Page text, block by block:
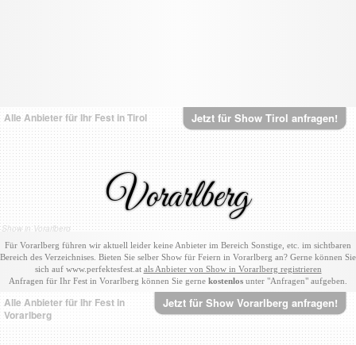
Jetzt für Show Tirol anfragen!
Alle Anbieter für Ihr Fest in Tirol
Vorarlberg
Show in Vorarlberg
Für Vorarlberg führen wir aktuell leider keine Anbieter im Bereich Sonstige, etc. im sichtbaren
Bereich des Verzeichnises. Bieten Sie selber Show für Feiern in Vorarlberg an? Gerne können Sie
sich auf www.perfektesfest.at als Anbieter von Show in Vorarlberg registrieren
Anfragen für Ihr Fest in Vorarlberg können Sie gerne kostenlos unter "Anfragen" aufgeben.
Jetzt für Show Vorarlberg anfragen!
Alle Anbieter für Ihr Fest in
Vorarlberg